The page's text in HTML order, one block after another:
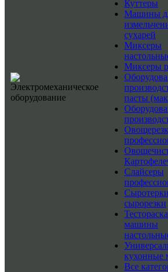
Куттеры
Машины
сухарей
Миксеры
Миксеры
пасты
Слайсеры
сырорезки
машины
Все